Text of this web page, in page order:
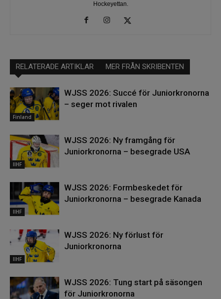
Hockeyettan.
RELATERADE ARTIKLAR MER FRÅN SKRIBENTEN
Finland
WJSS 2026: Succé för Juniorkronorna
– seger mot rivalen
IIHF
WJSS 2026: Ny framgång för
Juniorkronorna – besegrade USA
IIHF
WJSS 2026: Formbeskedet för
Juniorkronorna – besegrade Kanada
IIHF
WJSS 2026: Ny förlust för
Juniorkronorna
WJSS 2026: Tung start på säsongen
för Juniorkronorna